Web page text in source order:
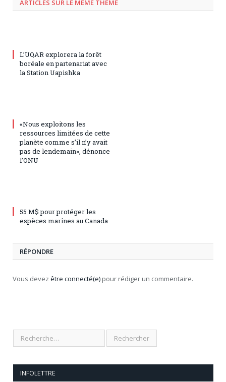
ARTICLES SUR LE MÊME THÈME
L’UQAR explorera la forêt
boréale en partenariat avec
la Station Uapishka
«Nous exploitons les
ressources limitées de cette
planète comme s’il n’y avait
pas de lendemain», dénonce
l’ONU
55 M$ pour protéger les
espèces marines au Canada
RÉPONDRE
Vous devez être connecté(e) pour rédiger un commentaire.
INFOLETTRE